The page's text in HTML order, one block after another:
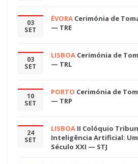
03
SET
ÉVORA Cerimónia de
— TRE
03
SET
LISBOA Cerimónia de
— TRL
10
SET
PORTO Cerimónia de
— TRP
24
SET
LISBOA II Colóquio
Inteligência Artificial:
Século XXI — STJ